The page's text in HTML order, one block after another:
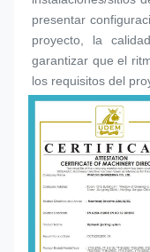
presentar
proyecto, la
garantizar que el
los requisitos del